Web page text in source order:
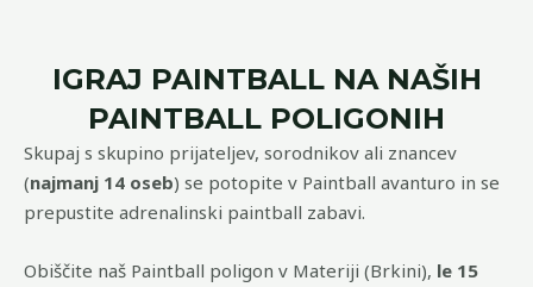
IGRAJ PAINTBALL NA NAŠIH
PAINTBALL POLIGONIH
Skupaj s skupino prijateljev, sorodnikov ali znancev
(najmanj 14 oseb) se potopite v Paintball avanturo in se
prepustite adrenalinski paintball zabavi.
Obiščite naš Paintball poligon v Materiji (Brkini), le 15